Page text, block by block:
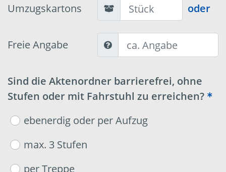
Umzugskartons oder
Freie Angabe
Sind die Aktenordner barrierefrei, ohne
Stufen oder mit Fahrstuhl zu erreichen?
ebenerdig oder per Aufzug
max. 3 Stufen
per Treppe